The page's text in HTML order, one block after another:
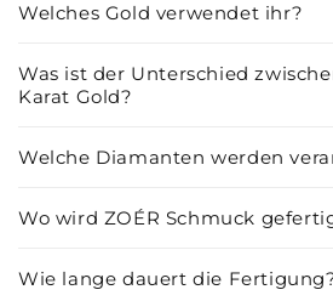
Welches Gold verwendet ihr?
Was ist der Unterschied
Karat Gold?
Welche Diamanten werden
Wo wird ZOÉR Schmuck
Wie lange dauert die